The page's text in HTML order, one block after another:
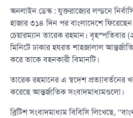
অনলাইন ডেস্ক : যুক্তরাজ্যের লন্ডনে
হাজার ৩১৪ দিন পর বাংলাদেশে ফিরেছেন
চেয়ারম্যান তারেক রহমান। বৃহস্পতিবার
মিনিটে ঢাকার হযরত শাহজালাল
করে তাকে বহনকারী বিমানটি।
তারেক রহমানের এ স্বদেশ প্রত্যাবর্তনের
করেছে আন্তর্জাতিক সংবাদমাধ্যমগুলো।
ব্রিটিশ সংবাদমাধ্যম বিবিসি লিখেছে,